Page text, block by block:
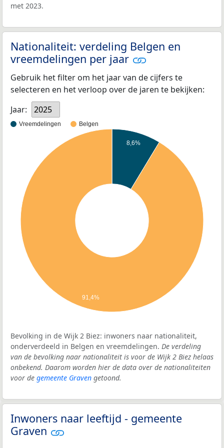
met 2023.
Nationaliteit: verdeling Belgen en
vreemdelingen per jaar
Gebruik het filter om het jaar van de cijfers te
selecteren en het verloop over de jaren te bekijken:
Jaar:
2025
Vreemdelingen Belgen
8,6%
91,4%
Bevolking in de Wijk 2 Biez: inwoners naar nationaliteit,
onderverdeeld in Belgen en vreemdelingen. De verdeling
van de bevolking naar nationaliteit is voor de Wijk 2 Biez helaas
onbekend. Daarom worden hier de data over de nationaliteiten
voor de gemeente Graven getoond.
Inwoners naar leeftijd - gemeente
Graven